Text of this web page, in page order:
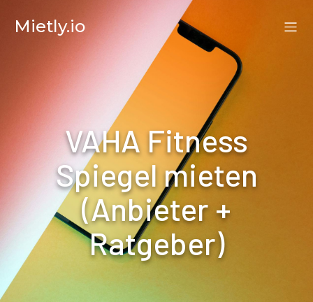
Mietly.io
VAHA Fitness
Spiegel mieten
(Anbieter +
Ratgeber)